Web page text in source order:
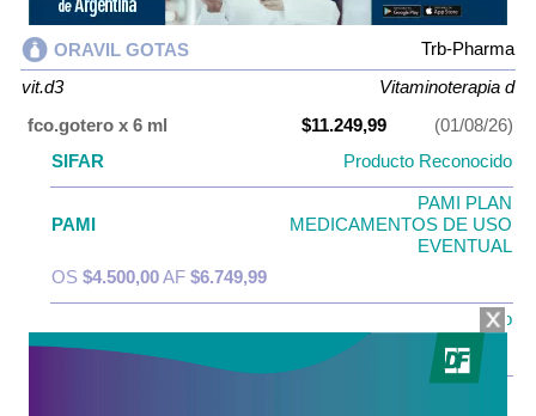
ORAVIL GOTAS
Trb-Pharma
vit.d3
Vitaminoterapia d
fco.gotero x 6 ml
$11.249,99
(01/08/26)
SIFAR
Producto Reconocido
PAMI
PAMI PLAN
MEDICAMENTOS DE USO
EVENTUAL
OS $4.500,00AF $6.749,99
Cobertura Monto Fijo
OS$5.551,01